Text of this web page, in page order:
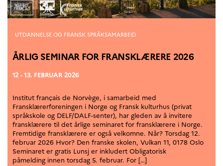
Kategorier
UTDANNELSE OG FRANSK SPRÅKSAMARBEID
ÅRLIG SEMINAR FOR FRANSKLÆRERE 2026
12 - 13. FEBRUAR 2026
Institut français de Norvège, i samarbeid med
Fransklærerforeningen i Norge og Fransk kulturhus (privat
språkskole og DELF/DALF-senter), har gleden av å invitere
fransklærere til det årlige seminaret for fransklærere i Norge.
Fremtidige fransklærere er også velkomne. Når? Torsdag 12.
februar 2026 Hvor? Den franske skolen, Vulkan 11, 0178 Oslo
Seminaret er gratis Lunsj er inkludert Obligatorisk
påmelding innen torsdag 5. februar. For […]